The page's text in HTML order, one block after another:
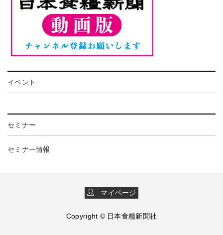
イベント
セミナー
セミナー情報
マイページ
Copyright © 日本食糧新聞社